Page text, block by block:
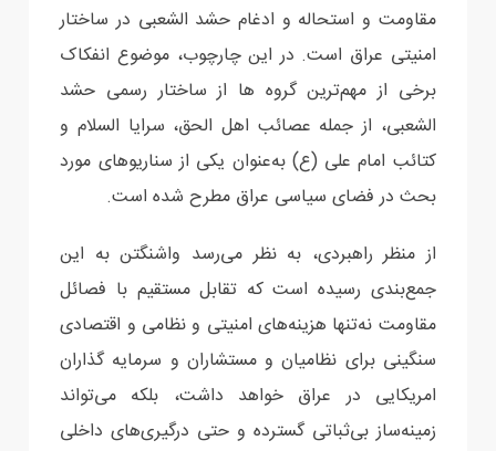
مقاومت و استحاله و ادغام حشد الشعبی در ساختار
امنیتی عراق است. در این چارچوب، موضوع انفکاک
برخی از مهم‌ترین گروه ها از ساختار رسمی حشد
الشعبی، از جمله عصائب اهل الحق، سرایا السلام و
کتائب امام علی (ع) به‌عنوان یکی از سناریوهای مورد
بحث در فضای سیاسی عراق مطرح شده است.
از منظر راهبردی، به نظر می‌رسد واشنگتن به این
جمع‌بندی رسیده است که تقابل مستقیم با فصائل
مقاومت نه‌تنها هزینه‌های امنیتی و نظامی و اقتصادی
سنگینی برای نظامیان و مستشاران و سرمایه گذاران
امریکایی در عراق خواهد داشت، بلکه می‌تواند
زمینه‌ساز بی‌ثباتی گسترده و حتی درگیری‌های داخلی